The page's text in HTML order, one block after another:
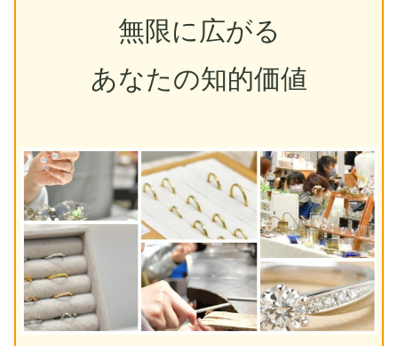
無限に広がる
あなたの知的価値